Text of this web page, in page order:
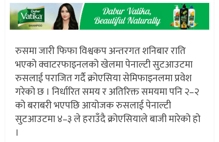
रुसमा जारी फिफा विश्वकप अन्तरगत शनिबार राति
भएको क्वाटरफाइनलको खेलमा पेनाल्टी सुटआउटमा
रुसलाई पराजित गर्दै क्रोएसिया सेमिफाइनलमा प्रवेश
गरेको छ । निर्धारित समय र अतिरिक्त समयमा पनि २–२
को बराबरी भएपछि आयोजक रुसलाई पेनाल्टी
सुटआउटमा ४–३ ले हराउँदै क्रोएसियाले बाजी मारेको हो
।